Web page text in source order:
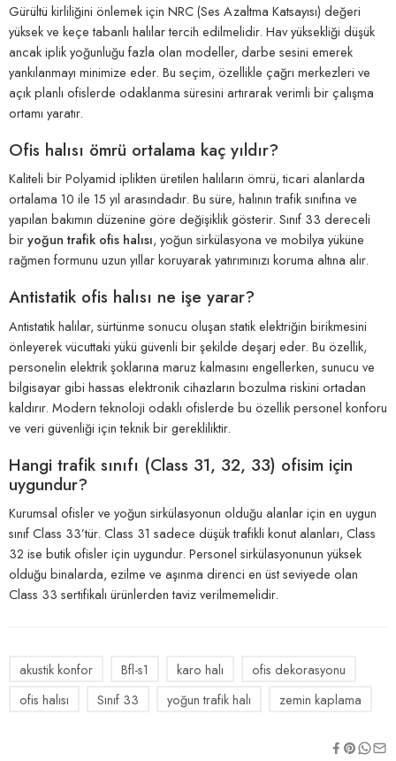
Gürültü kirliliğini önlemek için NRC (Ses Azaltma Katsayısı) değeri
yüksek ve keçe tabanlı halılar tercih edilmelidir. Hav yüksekliği düşük
ancak iplik yoğunluğu fazla olan modeller, darbe sesini emerek
yankılanmayı minimize eder. Bu seçim, özellikle çağrı merkezleri ve
açık planlı ofislerde odaklanma süresini artırarak verimli bir çalışma
ortamı yaratır.
Ofis halısı ömrü ortalama kaç yıldır?
Kaliteli bir Polyamid iplikten üretilen halıların ömrü, ticari alanlarda
ortalama 10 ile 15 yıl arasındadır. Bu süre, halının trafik sınıfına ve
yapılan bakımın düzenine göre değişiklik gösterir. Sınıf 33 dereceli
biryoğun trafik ofis halısı, yoğun sirkülasyona ve mobilya yüküne
rağmen formunu uzun yıllar koruyarak yatırımınızı koruma altına alır.
Antistatik ofis halısı ne işe yarar?
Antistatik halılar, sürtünme sonucu oluşan statik elektriğin birikmesini
önleyerek vücuttaki yükü güvenli bir şekilde deşarj eder. Bu özellik,
personelin elektrik şoklarına maruz kalmasını engellerken, sunucu ve
bilgisayar gibi hassas elektronik cihazların bozulma riskini ortadan
kaldırır. Modern teknoloji odaklı ofislerde bu özellik personel konforu
ve veri güvenliği için teknik bir gerekliliktir.
Hangi trafik sınıfı (Class 31, 32, 33) ofisim için
uygundur?
Kurumsal ofisler ve yoğun sirkülasyonun olduğu alanlar için en uygun
sınıf Class 33’tür. Class 31 sadece düşük trafikli konut alanları, Class
32 ise butik ofisler için uygundur. Personel sirkülasyonunun yüksek
olduğu binalarda, ezilme ve aşınma direnci en üst seviyede olan
Class 33 sertifikalı ürünlerden taviz verilmemelidir.
akustik konfor Bfl-s1 karo halı
ofis dekorasyonu
ofis halısı
Sınıf 33 yoğun trafik halı zemin kaplama